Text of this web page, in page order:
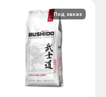
Под заказ